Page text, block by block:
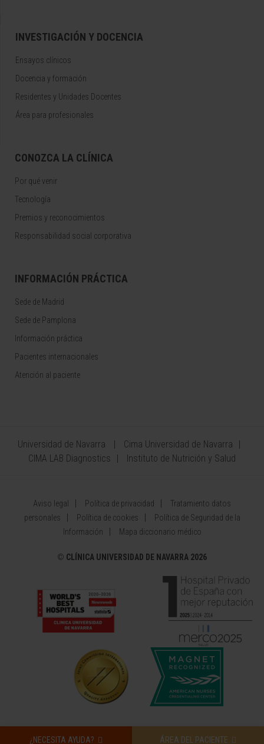
¿NECESITA AYUDA? ÁREA DEL PACIENTE
INVESTIGACIÓN Y DOCENCIA
Ensayos clínicos
Docencia y formación
Residentes y Unidades Docentes
Área para profesionales
CONOZCA LA CLÍNICA
Por qué venir
Tecnología
Premios y reconocimientos
Responsabilidad social corporativa
INFORMACIÓN PRÁCTICA
Sede de Madrid
Sede de Pamplona
Información práctica
Pacientes internacionales
Atención al paciente
Universidad de Navarra
Cima Universidad de Navarra
CIMA LAB Diagnostics
Instituto de Nutrición y Salud
Aviso legal Política de privacidad
Tratamiento datos
personales
Política de cookies
Política de Seguridad de la
Información
Mapa diccionario médico
© CLÍNICA UNIVERSIDAD DE NAVARRA 2026